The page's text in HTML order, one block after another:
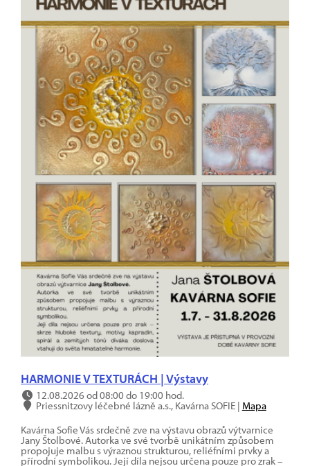
HARMONIE V TEXTURÁCH | Výstavy
12.08.2026 od 08:00 do 19:00 hod.
Priessnitzovy léčebné lázně a.s., Kavárna SOFIE | Mapa
Kavárna Sofie Vás srdečně zve na výstavu obrazů výtvarnice
Jany Štolbové. Autorka ve své tvorbě unikátním způsobem
propojuje malbu s výraznou strukturou, reliéfními prvky a
přírodní symbolikou. Její díla nejsou určena pouze pro zrak –